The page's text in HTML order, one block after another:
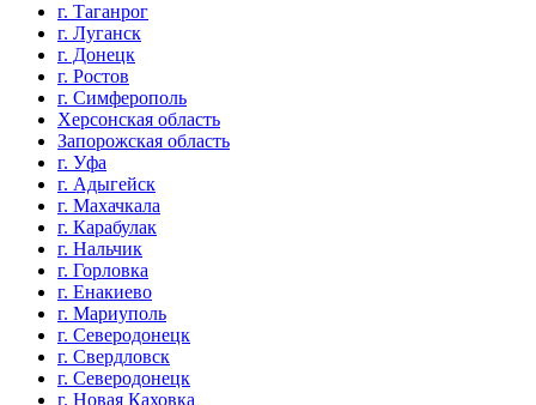
г. Таганрог
г. Луганск
г. Донецк
г. Ростов
г. Симферополь
Херсонская область
Запорожская область
г. Уфа
г. Адыгейск
г. Махачкала
г. Карабулак
г. Нальчик
г. Горловка
г. Енакиево
г. Мариуполь
г. Северодонецк
г. Свердловск
г. Северодонецк
г. Новая Каховка